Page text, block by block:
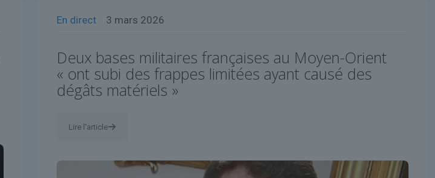
En direct 3 mars 2026
Deux bases militaires françaises au Moyen-Orient
« ont subi des frappes limitées ayant causé des
dégâts matériels »
Lire l'article